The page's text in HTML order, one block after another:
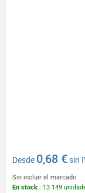
Desde 0,68 €sin
Sin incluir el marcado
En stock : 13 149